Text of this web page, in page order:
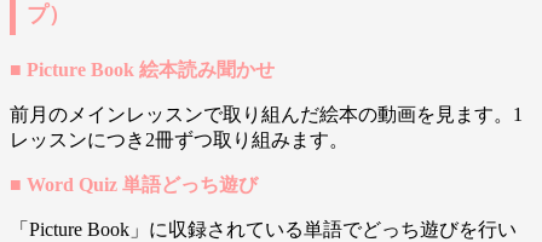
プ）
■ Picture Book 絵本読み聞かせ
前月のメインレッスンで取り組んだ絵本の動画を見ます。1
レッスンにつき2冊ずつ取り組みます。
■ Word Quiz 単語どっち遊び
「Picture Book」に収録されている単語でどっち遊びを行い